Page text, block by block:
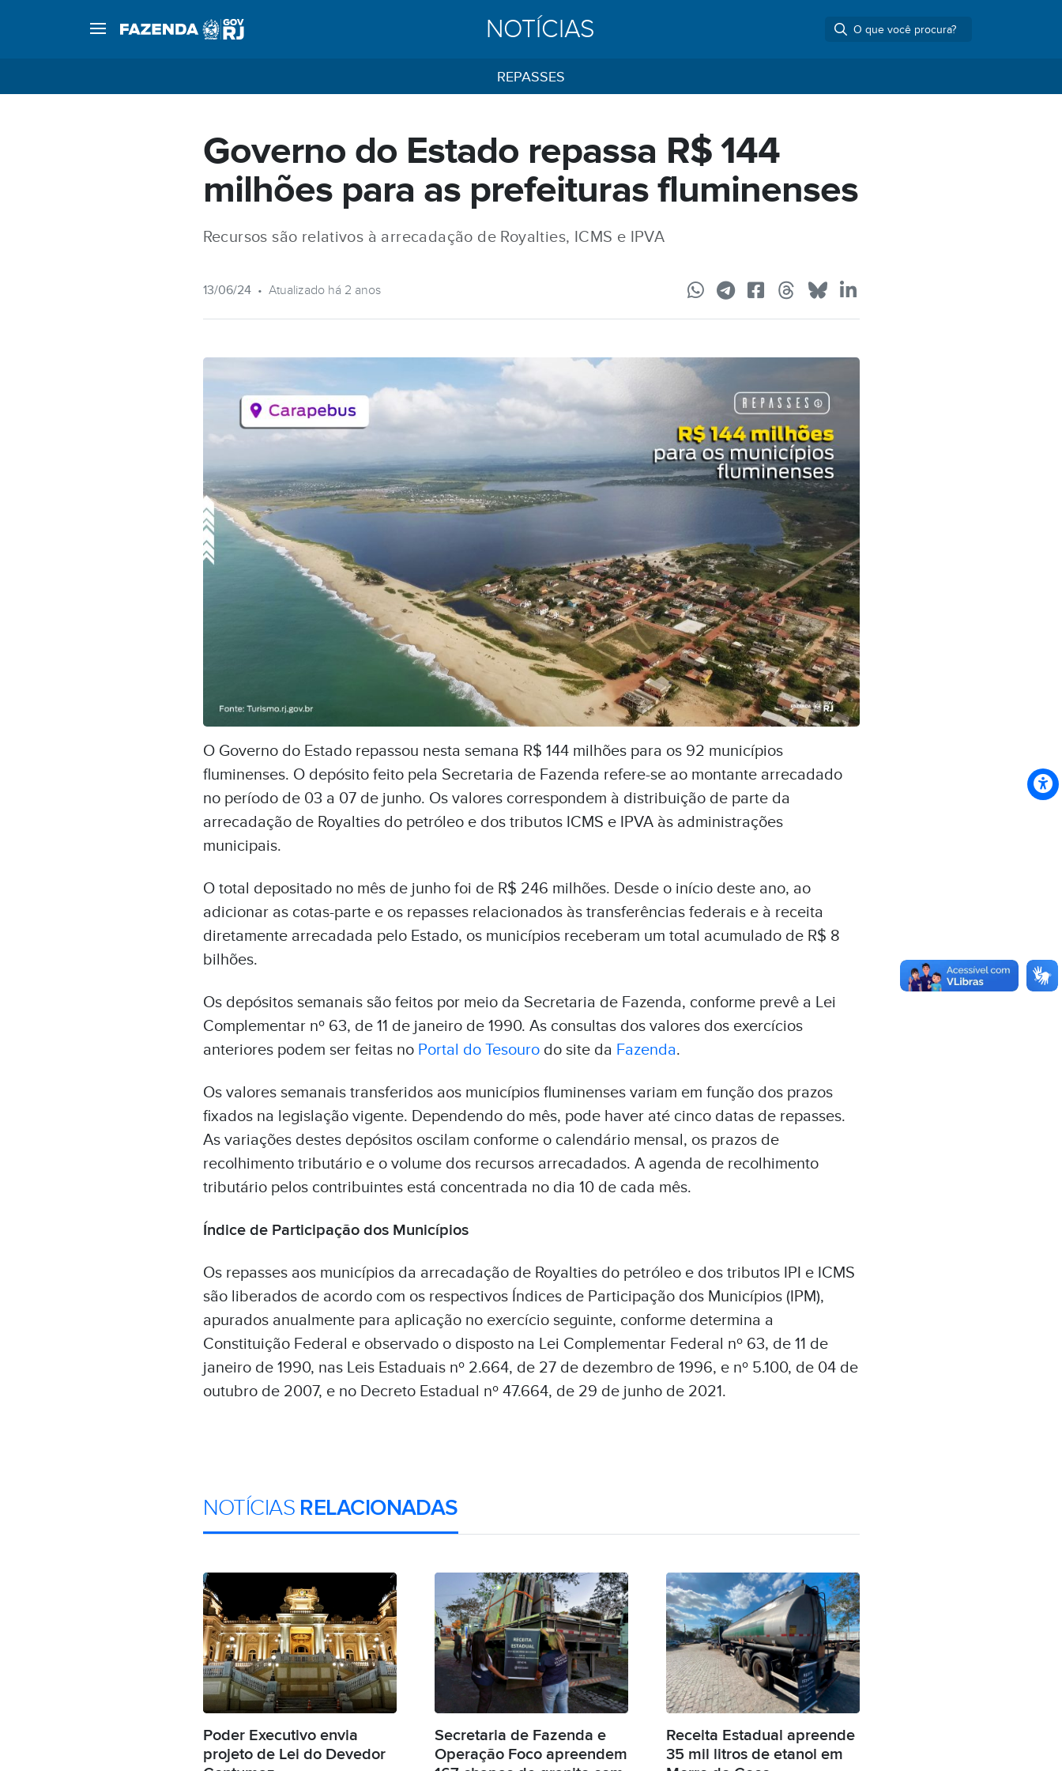
NOTÍCIAS
REPASSES
Governo do Estado repassa R$ 144
milhões para as prefeituras fluminenses
Recursos são relativos à arrecadação de Royalties, ICMS e IPVA
13/06/24 • Atualizado há 2 anos
O Governo do Estado repassou nesta semana R$ 144 milhões para os 92 municípios
fluminenses. O depósito feito pela Secretaria de Fazenda refere-se ao montante arrecadado
no período de 03 a 07 de junho. Os valores correspondem à distribuição de parte da
arrecadação de Royalties do petróleo e dos tributos ICMS e IPVA às administrações
municipais.
O total depositado no mês de junho foi de R$ 246 milhões. Desde o início deste ano, ao
adicionar as cotas-parte e os repasses relacionados às transferências federais e à receita
diretamente arrecadada pelo Estado, os municípios receberam um total acumulado de R$ 8
bilhões.
Os depósitos semanais são feitos por meio da Secretaria de Fazenda, conforme prevê a Lei
Complementar nº 63, de 11 de janeiro de 1990. As consultas dos valores dos exercícios
anteriores podem ser feitas no Portal do Tesourodo site da Fazenda.
Os valores semanais transferidos aos municípios fluminenses variam em função dos prazos
fixados na legislação vigente. Dependendo do mês, pode haver até cinco datas de repasses.
As variações destes depósitos oscilam conforme o calendário mensal, os prazos de
recolhimento tributário e o volume dos recursos arrecadados. A agenda de recolhimento
tributário pelos contribuintes está concentrada no dia 10 de cada mês.
Índice de Participação dos Municípios
Os repasses aos municípios da arrecadação de Royalties do petróleo e dos tributos IPI e ICMS
são liberados de acordo com os respectivos Índices de Participação dos Municípios (IPM),
apurados anualmente para aplicação no exercício seguinte, conforme determina a
Constituição Federal e observado o disposto na Lei Complementar Federal nº 63, de 11 de
janeiro de 1990, nas Leis Estaduais nº 2.664, de 27 de dezembro de 1996, e nº 5.100, de 04 de
outubro de 2007, e no Decreto Estadual nº 47.664, de 29 de junho de 2021.
NOTÍCIAS RELACIONADAS
Poder Executivo envia
projeto de Lei do Devedor
Secretaria de Fazenda e
Operação Foco apreendem
Receita Estadual apreende
35 mil litros de etanol em